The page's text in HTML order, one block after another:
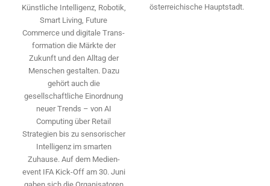
Künstliche Intelligenz, Robotik,
Smart Living, Future
Commerce und digitale Trans­
formation die Märkte der
Zukunft und den Alltag der
Menschen gestalten. Dazu
gehört auch die
gesellschaftliche Einordnung
neuer Trends – von AI
Computing über Retail
Strategien bis zu sensorischer
Intelligenz im smarten
Zuhause. Auf dem Medien­
event IFA Kick-Off am 30. Juni
österreichische Hauptstadt.